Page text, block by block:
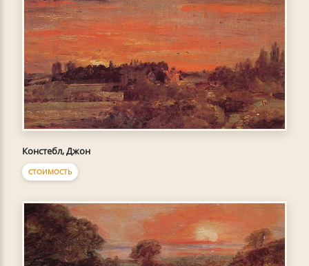
Констебл, Джон
СТОИМОСТЬ